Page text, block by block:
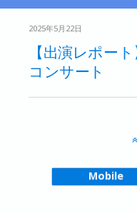
2025年5月22日
【出演レポー
コンサート
Mobile